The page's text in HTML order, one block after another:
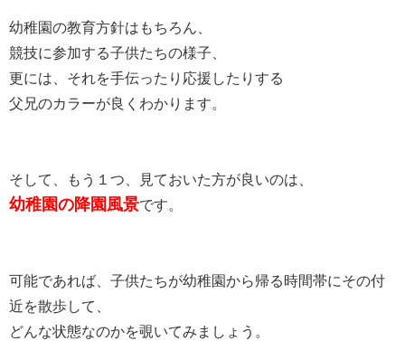
幼稚園の教育方針はもちろん、
競技に参加する子供たちの様子、
更には、それを手伝ったり応援したりする
父兄のカラーが良くわかります。
そして、もう１つ、見ておいた方が良いのは、
幼稚園の降園風景です。
可能であれば、子供たちが幼稚園から帰る時間帯にその付
近を散歩して、
どんな状態なのかを覗いてみましょう。